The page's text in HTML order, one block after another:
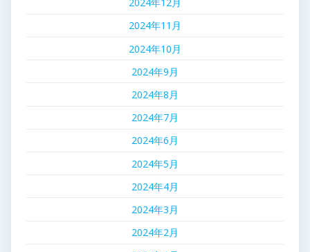
2024年11月
2024年10月
2024年9月
2024年8月
2024年7月
2024年6月
2024年5月
2024年4月
2024年3月
2024年2月